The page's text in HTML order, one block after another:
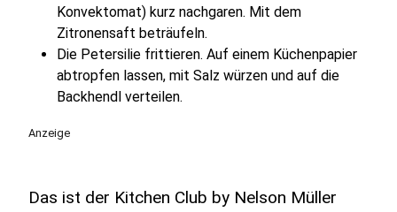
Konvektomat) kurz nachgaren. Mit dem
Zitronensaft beträufeln.
Die Petersilie frittieren. Auf einem Küchenpapier
abtropfen lassen, mit Salz würzen und auf die
Backhendl verteilen.
Anzeige
Das ist der Kitchen Club by Nelson Müller